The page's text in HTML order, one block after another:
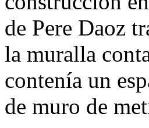
de Pere Daoz
la muralla
contenía un
de muro de